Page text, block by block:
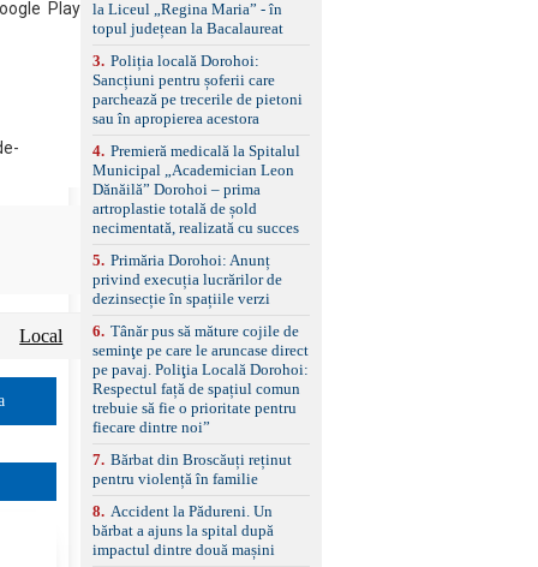
Play
Local
panoramică, geamuri
spate fumurii Carlig de
remorcare Bonus: -
Covorașe textile montate
pe mașină. -Ofer și un
set de covorașe din
împreună cu un set de
anvelope de iarnă.
la Liceul „Regina Maria” - în
topul județean la Bacalaureat
3. Poliția locală Dorohoi:
Sancțiuni pentru șoferii care
parchează pe trecerile de pietoni
sau în apropierea acestora
4. Premieră medicală la Spitalul
Municipal „Academician Leon
Dănăilă” Dorohoi – prima
artroplastie totală de șold
necimentată, realizată cu succes
5. Primăria Dorohoi: Anunț
privind execuția lucrărilor de
dezinsecție în spațiile verzi
6. Tânăr pus să măture cojile de
seminţe pe care le aruncase direct
pe pavaj. Poliţia Locală Dorohoi:
Respectul față de spațiul comun
trebuie să fie o prioritate pentru
fiecare dintre noi”
7. Bărbat din Broscăuți reținut
pentru violență în familie
8. Accident la Pădureni. Un
bărbat a ajuns la spital după
impactul dintre două mașini